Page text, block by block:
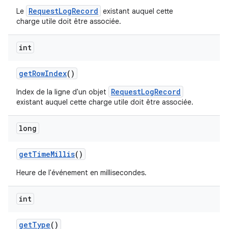
Le RequestLogRecord existant auquel cette
charge utile doit être associée.
int
getRowIndex()
Index de la ligne d'un objet RequestLogRecord
existant auquel cette charge utile doit être associée.
long
getTimeMillis()
Heure de l'événement en millisecondes.
int
getType()